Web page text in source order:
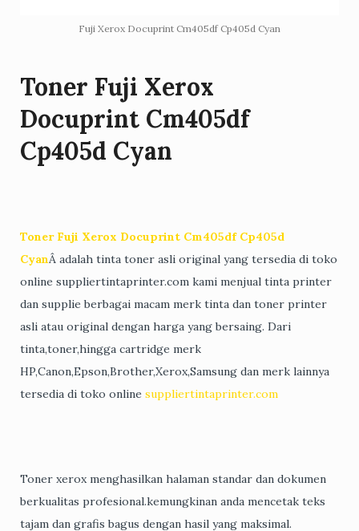
Fuji Xerox Docuprint Cm405df Cp405d Cyan
Toner Fuji Xerox
Docuprint Cm405df
Cp405d Cyan
Toner Fuji Xerox Docuprint Cm405df Cp405d
CyanÂ adalah tinta toner asli original yang tersedia di toko
online suppliertintaprinter.com kami menjual tinta printer
dan supplie berbagai macam merk tinta dan toner printer
asli atau original dengan harga yang bersaing. Dari
tinta,toner,hingga cartridge merk
HP,Canon,Epson,Brother,Xerox,Samsung dan merk lainnya
tersedia di toko online suppliertintaprinter.com
Toner xerox menghasilkan halaman standar dan dokumen
berkualitas profesional.kemungkinan anda mencetak teks
tajam dan grafis bagus dengan hasil yang maksimal.